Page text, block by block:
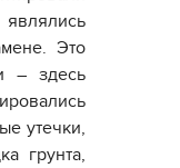
Это
– здесь
утечки,
грунта,